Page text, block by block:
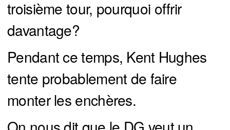
troisième tour, pourquoi offrir
davantage?
Pendant ce temps, Kent Hughes
tente probablement de faire
monter les enchères.